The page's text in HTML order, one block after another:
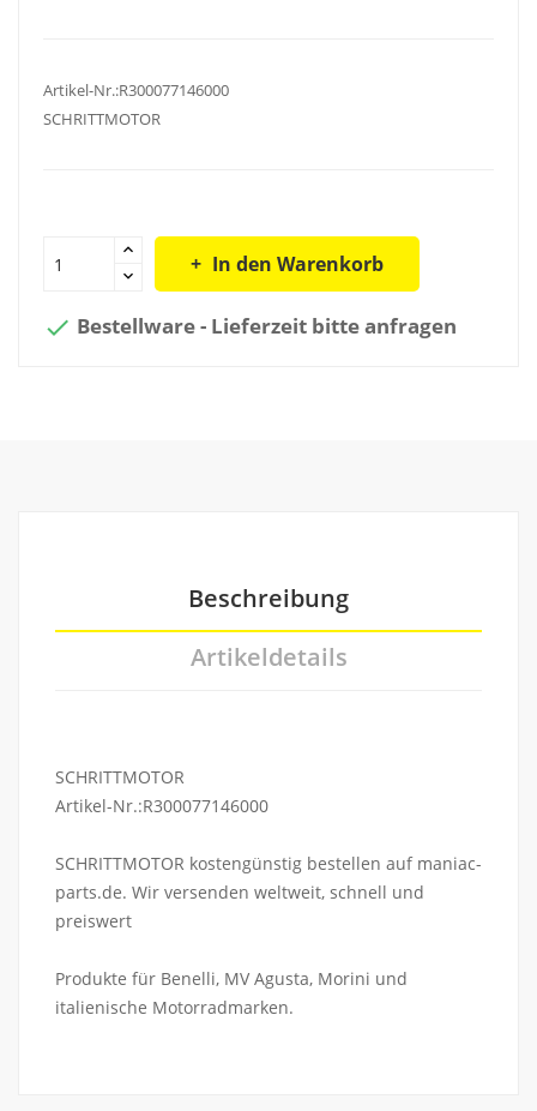
Artikel-Nr.:R300077146000
SCHRITTMOTOR
In den Warenkorb
 Bestellware - Lieferzeit bitte anfragen
Beschreibung
Artikeldetails
SCHRITTMOTOR
Artikel-Nr.:R300077146000
SCHRITTMOTOR kostengünstig bestellen auf maniac-
parts.de. Wir versenden weltweit, schnell und
preiswert
Produkte für Benelli, MV Agusta, Morini und
italienische Motorradmarken.